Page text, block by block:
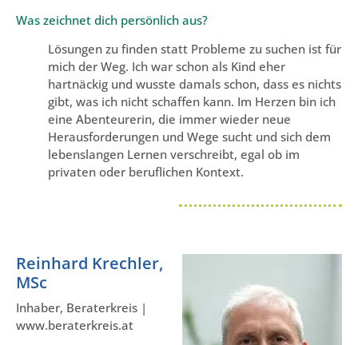
Was zeichnet dich persönlich aus?
Lösungen zu finden statt Probleme zu suchen ist für
mich der Weg. Ich war schon als Kind eher
hartnäckig und wusste damals schon, dass es nichts
gibt, was ich nicht schaffen kann. Im Herzen bin ich
eine Abenteurerin, die immer wieder neue
Herausforderungen und Wege sucht und sich dem
lebenslangen Lernen verschreibt, egal ob im
privaten oder beruflichen Kontext.
Reinhard Krechler,
MSc
Inhaber, Beraterkreis |
www.beraterkreis.at